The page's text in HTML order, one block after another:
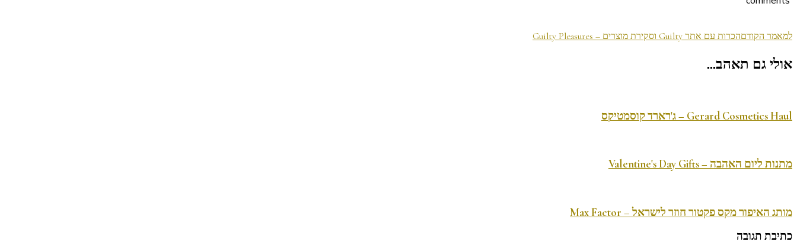
ניווט
בפוסטים
למאמר הקודםהכרות עם אתר Guilty וסקירת מוצרים – Guilty Pleasures
אולי גם תאהב...
Gerard Cosmetics Haul – ג'רארד קוסמטיקס
מתנות ליום האהבה – Valentine's Day Gifts
מותג האיפור מקס פקטור חוזר לישראל – Max Factor
כתיבת תגובה